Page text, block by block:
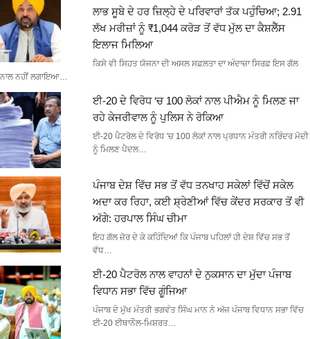
ਲਾਭ ਸੂਬੇ ਦੇ ਹਰ ਜ਼ਿਲ੍ਹੇ ਦੇ ਪਰਿਵਾਰਾਂ ਤੱਕ ਪਹੁੰਚਿਆ; 2.91
ਲੱਖ ਮਰੀਜ਼ਾਂ ਨੂੰ ₹1,044 ਕਰੋੜ ਤੋਂ ਵੱਧ ਮੁੱਲ ਦਾ ਕੈਸ਼ਲੈੱਸ
ਇਲਾਜ ਮਿਲਿਆ
ਕਿਸੇ ਵੀ ਸਿਹਤ ਯੋਜਨਾ ਦੀ ਅਸਲ ਸਫ਼ਲਤਾ ਦਾ ਅੰਦਾਜ਼ਾ ਸਿਰਫ਼ ਇਸ ਗੱਲ
ਨਾਲ ਨਹੀਂ ਲਗਾਇਆ…
ਈ-20 ਦੇ ਵਿਰੋਧ ‘ਚ 100 ਲੋਕਾਂ ਨਾਲ ਪੀਐਮ ਨੂੰ ਮਿਲਣ ਜਾ
ਰਹੇ ਕੇਜਰੀਵਾਲ ਨੂੰ ਪੁਲਿਸ ਨੇ ਰੋਕਿਆ
ਈ-20 ਪੈਟਰੋਲ ਦੇ ਵਿਰੋਧ 'ਚ 100 ਲੋਕਾਂ ਨਾਲ ਪ੍ਰਧਾਨ ਮੰਤਰੀ ਨਰਿੰਦਰ ਮੋਦੀ
ਨੂੰ ਮਿਲਣ ਪੈਦਲ…
ਪੰਜਾਬ ਦੇਸ਼ ਵਿੱਚ ਸਭ ਤੋਂ ਵੱਧ ਤਨਖਾਹ ਸਕੇਲਾਂ ਵਿੱਚੋਂ ਸਕੇਲ
ਅਦਾ ਕਰ ਰਿਹਾ, ਕਈ ਸ਼੍ਰੇਣੀਆਂ ਵਿੱਚ ਕੇਂਦਰ ਸਰਕਾਰ ਤੋਂ ਵੀ
ਅੱਗੇ: ਹਰਪਾਲ ਸਿੰਘ ਚੀਮਾ
ਇਹ ਗੱਲ ਜ਼ੋਰ ਦੇ ਕੇ ਕਹਿੰਦਿਆਂ ਕਿ ਪੰਜਾਬ ਪਹਿਲਾਂ ਹੀ ਦੇਸ਼ ਵਿੱਚ ਸਭ ਤੋਂ
ਵੱਧ…
ਈ-20 ਪੈਟਰੋਲ ਨਾਲ ਵਾਹਨਾਂ ਦੇ ਨੁਕਸਾਨ ਦਾ ਮੁੱਦਾ ਪੰਜਾਬ
ਵਿਧਾਨ ਸਭਾ ਵਿੱਚ ਗੂੰਜਿਆ
ਪੰਜਾਬ ਦੇ ਮੁੱਖ ਮੰਤਰੀ ਭਗਵੰਤ ਸਿੰਘ ਮਾਨ ਨੇ ਅੱਜ ਪੰਜਾਬ ਵਿਧਾਨ ਸਭਾ ਵਿੱਚ
ਈ-20 ਈਥਾਨੌਲ-ਮਿਸ਼ਰਤ…